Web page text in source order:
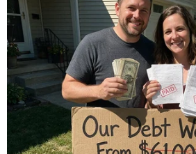
U23 Việt Nam khép lại kỳ SEA Games
với tấm huy chương Vàng cuối cùng.
Đoàn thể thao Việt Nam đã
thao Đông Nam Á trên sân
vượt ngoài mong đợi khi
bảng tổng sắp huy chương